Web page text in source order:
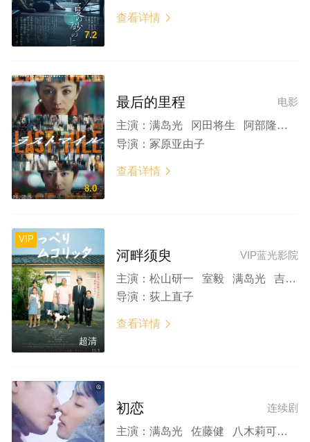
7.2
查看详情 
8.0
电影
最后的里程
主演： 满岛光 冈田将生 阿部隆史 藤冈靛 火野正平
导演： 冢原亚由子
查看详情 
VIP
超清
VIP蓝光影院
河畔须臾
主演： 松山研一 室毅 满岛光 吉冈秀隆 田中美佐子
导演： 荻上直子
查看详情 
连续剧
初恋
主演： 满岛光 佐藤健 八木莉可子 木户大圣 夏帆